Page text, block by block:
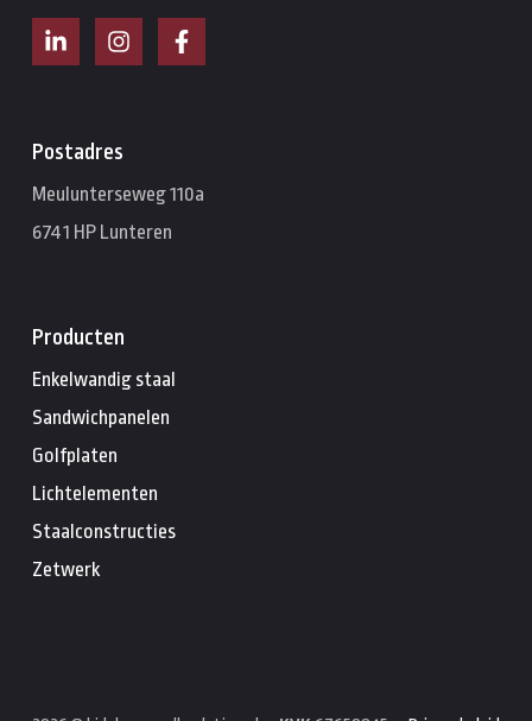
Postadres
Meulunterseweg 110a
6741 HP Lunteren
Producten
Enkelwandig staal
Sandwichpanelen
Golfplaten
Lichtelementen
Staalconstructies
Zetwerk